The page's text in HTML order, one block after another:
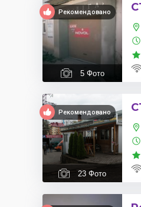
Рекомендовано
5 Фото
Рекомендовано
23 Фото